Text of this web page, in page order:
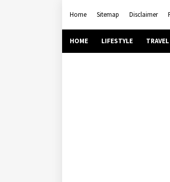
Home Sitemap Disclaimer
HOME LIFESTYLE TRAVEL